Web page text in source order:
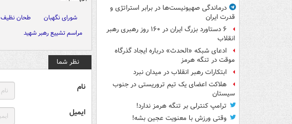
درماندگی صهیونیست‌ها در برابر استراتژی و
قدرت ایران
۶ دستاورد بزرگ ایران در ۱۶۰ روز رهبری رهبر
انقلاب
ادعای شبکه «الحدث» درباره ایجاد گذرگاه
موقت در تنگه هرمز
ابتکارات رهبر انقلاب در میدان نبرد
هلاکت اعضای یک تیم تروریستی در جنوب
سیستان
ترامپ کنترلی بر تنگه هرمز ندارد!
وقتی ورزش با معنویت عجین بشه!
شورای نگهبان طحان نظیف
مراسم تشییع رهبر شهید
نظر شما
نام
ایمیل